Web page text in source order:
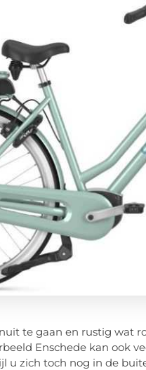
te gaan en rustig wat
Enschede kan ook
u zich toch nog in de